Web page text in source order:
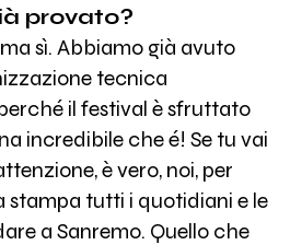
provato?
sì. Abbiamo già avuto
tecnica
il festival è sfruttato
incredibile che é! Se tu vai
è vero, noi, per
stampa tutti i quotidiani e le
a Sanremo. Quello che